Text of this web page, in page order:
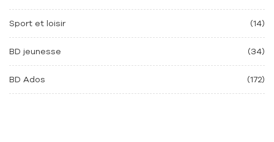
Sport et loisir (14)
BD jeunesse (34)
BD Ados (172)